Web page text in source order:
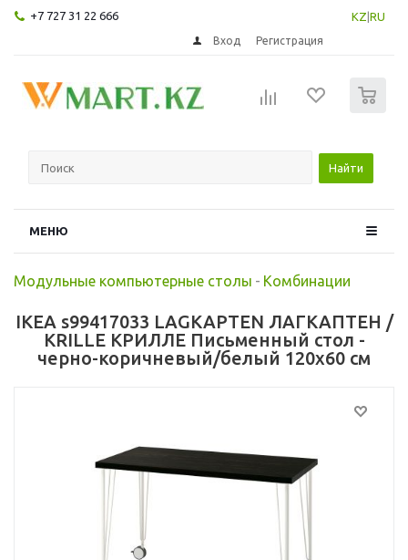
+7 727 31 22 666 KZ RU
Вход Регистрация
Найти
МЕНЮ
Модульные компьютерные столы - Комбинации
IKEA s99417033 LAGKAPTEN ЛАГКАПТЕН /
KRILLE КРИЛЛЕ Письменный стол -
черно-коричневый/белый 120x60 см